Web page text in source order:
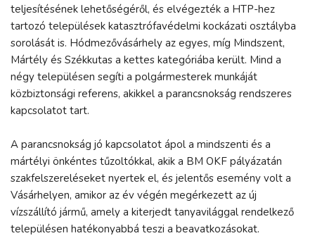
teljesítésének lehetőségéről, és elvégezték a HTP-hez
tartozó települések katasztrófavédelmi kockázati osztályba
sorolását is. Hódmezővásárhely az egyes, míg Mindszent,
Mártély és Székkutas a kettes kategóriába került. Mind a
négy településen segíti a polgármesterek munkáját
közbiztonsági referens, akikkel a parancsnokság rendszeres
kapcsolatot tart.
A parancsnokság jó kapcsolatot ápol a mindszenti és a
mártélyi önkéntes tűzoltókkal, akik a BM OKF pályázatán
szakfelszereléseket nyertek el, és jelentős esemény volt a
Vásárhelyen, amikor az év végén megérkezett az új
vízszállító jármű, amely a kiterjedt tanyavilággal rendelkező
településen hatékonyabbá teszi a beavatkozásokat.